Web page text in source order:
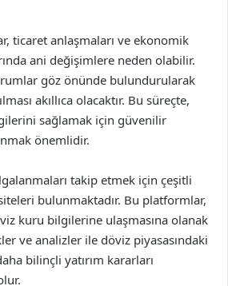
ticaret anlaşmaları ve ekonomik
ani değişimlere neden olabilir.
göz önünde bulundurularak
akıllıca olacaktır. Bu süreçte,
sağlamak için güvenilir
önemlidir.
takip etmek için çeşitli
bulunmaktadır. Bu platformlar,
kuru bilgilerine ulaşmasına olanak
ve analizler ile döviz piyasasındaki
bilinçli yatırım kararları